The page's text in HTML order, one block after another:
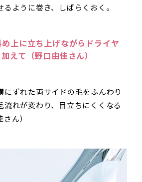
ように巻き、しばらくおく。
上に立ち上げながらドライヤ
えて（野口由佳さん）
にずれた両サイドの毛をふんわり
流れが変わり、目立ちにくくなる
ん）